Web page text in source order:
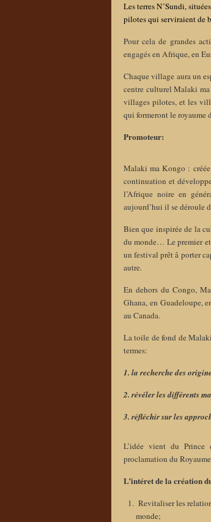
Les terresN’Sundi,
pilotes qui serviraient de
Pour cela de grandes
engagés en Afrique, en
Chaque village aura un
centre culturel Malaki
villages pilotes, et les
qui formeront le royaume
Promoteur:
Malaki ma Kongo :
continuation et
l’Afrique noire en
aujourd’hui il se déroule
Bien que inspirée de la
du monde… Le premier
un festival prêt â porter
autre.
En dehors du Congo,
Ghana, en Guadeloupe,
au Canada.
La toile de fond de
termes:
1. la recherche des
2. révéler les différents
3. réfléchir sur les
L’idée vient du Prince
proclamation du
L’intéret de la création
Revitaliser les
monde;